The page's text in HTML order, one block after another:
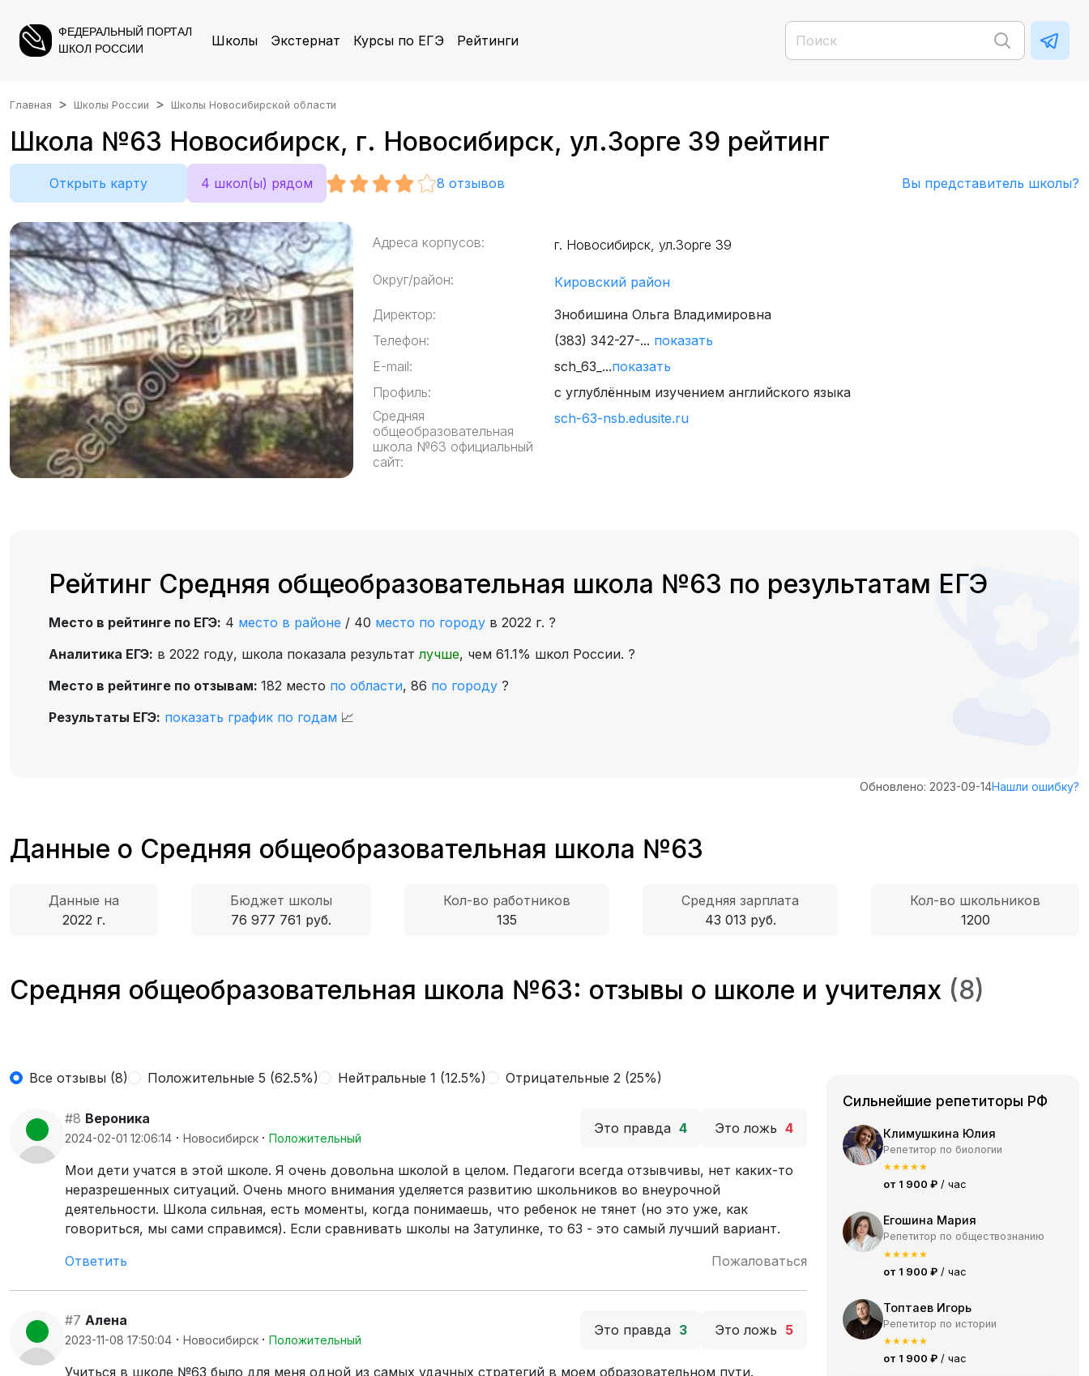
ФЕДЕРАЛЬНЫЙ ПОРТАЛ
ШКОЛ РОССИИ
Школы Экстернат Курсы по ЕГЭ Рейтинги
Главная Школы России Школы Новосибирской области
Школа №63 Новосибирск, г. Новосибирск, ул.Зорге 39 рейтинг
Открыть карту 4 школ(ы) рядом 8 отзывов Вы представитель школы?
Адреса корпусов: г. Новосибирск, ул.Зорге 39
Округ/район:
Кировский район
Директор:
Знобишина Ольга Владимировна
Телефон:
(383) 342-27-... показать
E-mail:
sch_63_...показать
Профиль:
с углублённым изучением английского языка
Средняя
общеобразовательная
школа №63 официальный
сайт:
sch-63-nsb.edusite.ru
Рейтинг Средняя общеобразовательная школа №63 по результатам ЕГЭ
Место в рейтинге по ЕГЭ: 4 место в районе / 40 место по городу в 2022 г. ?
Аналитика ЕГЭ: в 2022 году, школа показала результатлучше, чем 61.1% школ России. ?
Место в рейтинге по отзывам: 182 место по области, 86 по городу ?
Результаты ЕГЭ: показать график по годам 📈
Обновлено: 2023-09-14Нашли ошибку?
Данные о Средняя общеобразовательная школа №63
Данные на
2022 г.
Бюджет школы
76 977 761 руб.
Кол-во работников
135
Средняя зарплата
43 013 руб.
Кол-во школьников
1200
Средняя общеобразовательная школа №63: отзывы о школе и учителях (8)
Все отзывы (8) Положительные 5 (62.5%) Нейтральные 1 (12.5%) Отрицательные 2 (25%)
#8 Вероника
2024-02-01 12:06:14 · Новосибирск · Положительный
Это правда 4 Это ложь 4
Мои дети учатся в этой школе. Я очень довольна школой в целом. Педагоги всегда отзывчивы, нет каких-то
неразрешенных ситуаций. Очень много внимания уделяется развитию школьников во внеурочной
деятельности. Школа сильная, есть моменты, когда понимаешь, что ребенок не тянет (но это уже, как
говориться, мы сами справимся). Если сравнивать школы на Затулинке, то 63 - это самый лучший вариант.
Ответить
Пожаловаться
#7 Алена
2023-11-08 17:50:04 · Новосибирск · Положительный
Это правда 3 Это ложь 5
Учиться в школе №63 было для меня одной из самых удачных стратегий в моем образовательном пути.
Сильнейшие репетиторы РФ
Климушкина Юлия
Репетитор по биологии
★★★★★
от 1 900 ₽ / час
Егошина Мария
Репетитор по обществознанию
★★★★★
от 1 900 ₽ / час
Топтаев Игорь
Репетитор по истории
★★★★★
от 1 900 ₽ / час